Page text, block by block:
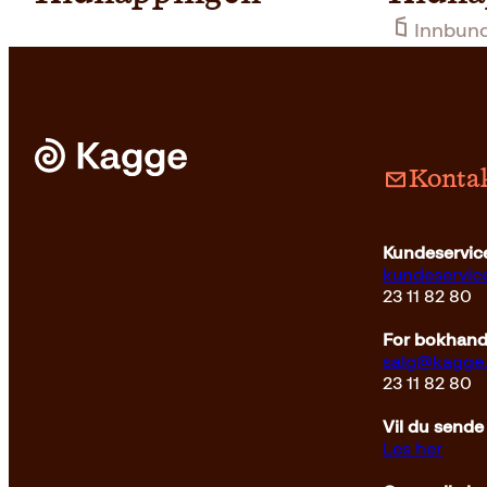
23 11 82 80
For
23 11 82 80
Vil du
Les her